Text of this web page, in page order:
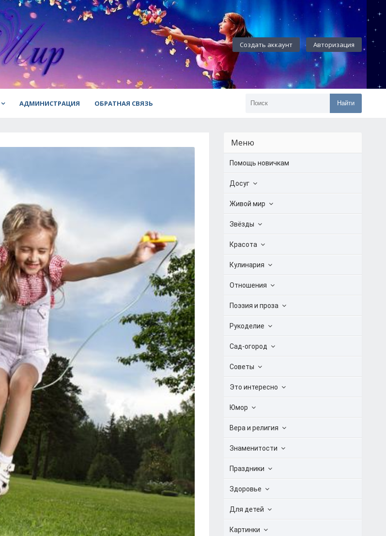
Создать аккаунт Авторизация
АДМИНИСТРАЦИЯ ОБРАТНАЯ СВЯЗЬ Найти
Меню
Помощь новичкам
Досуг
Живой мир
Звёзды
Красота
Кулинария
Отношения
Поэзия и проза
Рукоделие
Сад-огород
Советы
Это интересно
Юмор
Вера и религия
Знаменитости
Праздники
Здоровье
Для детей
Картинки